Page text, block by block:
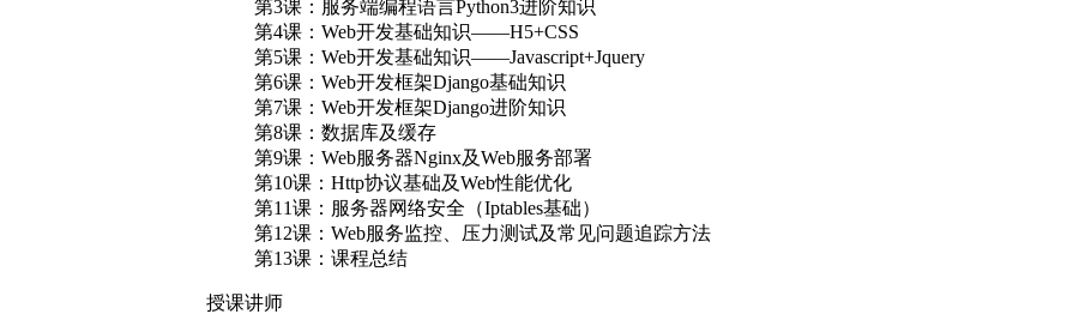
第3课：服务端编程语言Python3进阶知识
第4课：Web开发基础知识——H5+CSS
第5课：Web开发基础知识——Javascript+Jquery
第6课：Web开发框架Django基础知识
第7课：Web开发框架Django进阶知识
第8课：数据库及缓存
第9课：Web服务器Nginx及Web服务部署
第10课：Http协议基础及Web性能优化
第11课：服务器网络安全（Iptables基础）
第12课：Web服务监控、压力测试及常见问题追踪方法
第13课：课程总结
授课讲师